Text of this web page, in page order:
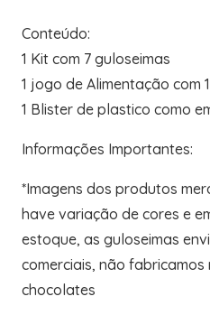
Conteúdo:
1 Kit com 7 guloseimas
1 jogo de Alimentação com
1 Blister de plastico como
Informações Importantes:
*Imagens dos produtos
have variação de cores e
estoque, as guloseimas
comerciais, não
chocolates